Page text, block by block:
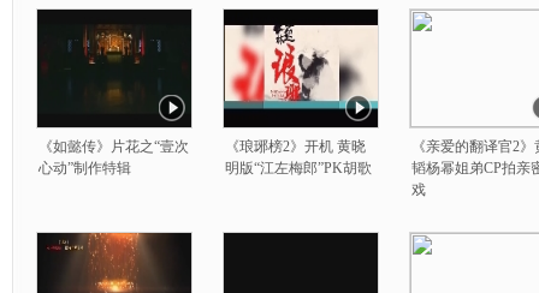
《如懿传》片花之“壹次
心动”制作特辑
《琅琊榜2》开机 黄晓
明版“江左梅郎”PK胡歌
《亲爱的翻译官2》
韬杨幂姐弟CP拍亲
戏